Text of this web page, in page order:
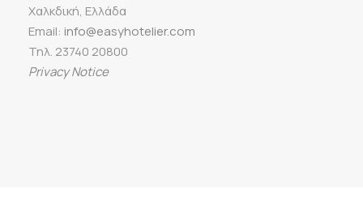
Χαλκδική, Ελλάδα
Email: info@easyhotelier.com
Τηλ. 23740 20800
Privacy Notice